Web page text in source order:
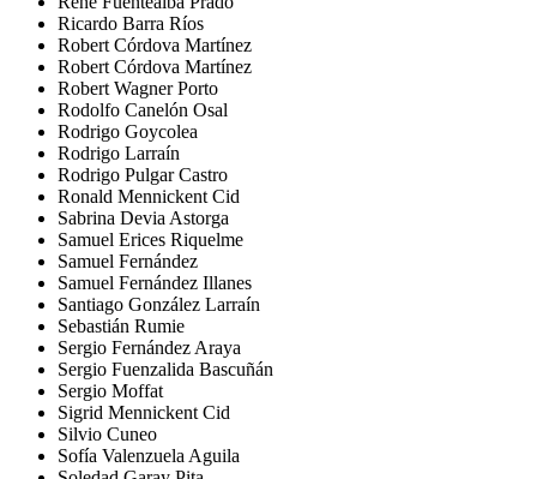
Ricardo Barra Ríos
Robert Córdova Martínez
Robert Córdova Martínez
Robert Wagner Porto
Rodolfo Canelón Osal
Rodrigo Goycolea
Rodrigo Larraín
Rodrigo Pulgar Castro
Ronald Mennickent Cid
Sabrina Devia Astorga
Samuel Erices Riquelme
Samuel Fernández
Samuel Fernández Illanes
Santiago González Larraín
Sebastián Rumie
Sergio Fernández Araya
Sergio Fuenzalida Bascuñán
Sergio Moffat
Sigrid Mennickent Cid
Silvio Cuneo
Sofía Valenzuela Aguila